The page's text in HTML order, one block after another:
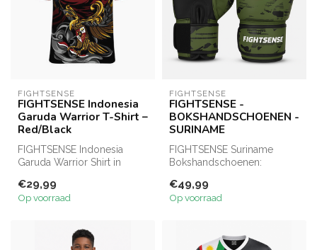
FIGHTSENSE
FIGHTSENSE Indonesia
Garuda Warrior T-Shirt –
Red/Black
FIGHTSENSE Indonesia
Garuda Warrior Shirt in
sportshirt m...
€29,99
Op voorraad
FIGHTSENSE
FIGHTSENSE -
BOKSHANDSCHOENEN -
SURINAME
FIGHTSENSE Suriname
Bokshandschoenen:
uitstekende schokabsor...
€49,99
Op voorraad